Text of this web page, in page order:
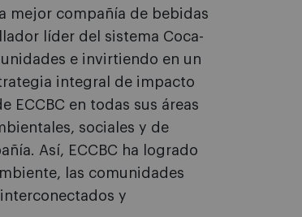
mejor compañía de bebidas
líder del sistema Coca-
e invirtiendo en un
integral de impacto
ECCBC en todas sus áreas
sociales y de
Así, ECCBC ha logrado
las comunidades
y